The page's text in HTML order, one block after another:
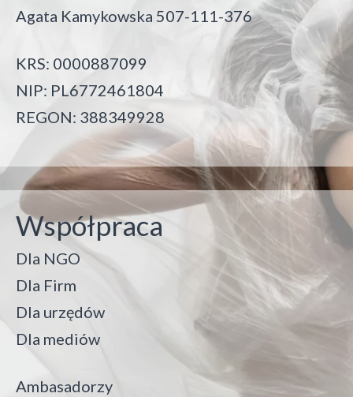
Agata Kamykowska 507-111-376
KRS: 0000887099
NIP: PL6772461804
REGON: 388349928
Współpraca
Dla NGO
Dla Firm
Dla urzędów
Dla mediów
Ambasadorzy